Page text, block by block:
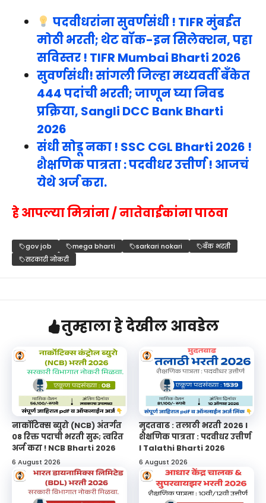
पदवीधरांना सुवर्णसंधी ! TIFR मुंबईत
मोठी भरती; थेट वॉक-इन सिलेक्शन, पहा
सविस्तर ! TIFR Mumbai Bharti 2026
सुवर्णसंधी! सांगली जिल्हा मध्यवर्ती बँकेत
444 पदांची भरती; जाणून घ्या निवड
प्रक्रिया, Sangli DCC Bank Bharti
2026
संधी सोडू नका ! SSC CGL Bharti 2026 !
शैक्षणिक पात्रता : पदवीधर उत्तीर्ण ! आजचं
येथे अर्ज करा.
हे आपल्या मित्रांना / नातेवाईकांना पाठवा
gov job mega bharti sarkari nokari
बँक भरती
सरकारी नोकरी
तुम्हाला हे देखील आवडेल
नार्कोटिक्स ब्युरो (NCB) अंतर्गत
08 रिक्त पदाची भरती सुरू; त्वरित
अर्ज करा ! NCB Bharti 2026
6 August 2026
मुदतवाढ : तलाठी भरती 2026 l
शैक्षणिक पात्रता : पदवीधर उत्तीर्ण
l Talathi Bharti 2026
6 August 2026